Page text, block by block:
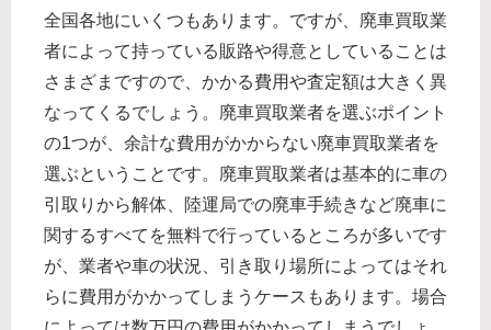
全国各地にいくつもあります。ですが、廃車買取業
者によって持っている販路や得意としていることは
さまざまですので、かかる費用や査定額は大きく異
なってくるでしょう。廃車買取業者を選ぶポイント
の1つが、余計な費用がかからない廃車買取業者を
選ぶということです。廃車買取業者は基本的に車の
引取りから解体、陸運局での廃車手続きなど廃車に
関するすべてを無料で行っているところが多いです
が、業者や車の状況、引き取り場所によってはそれ
らに費用がかかってしまうケースもあります。場合